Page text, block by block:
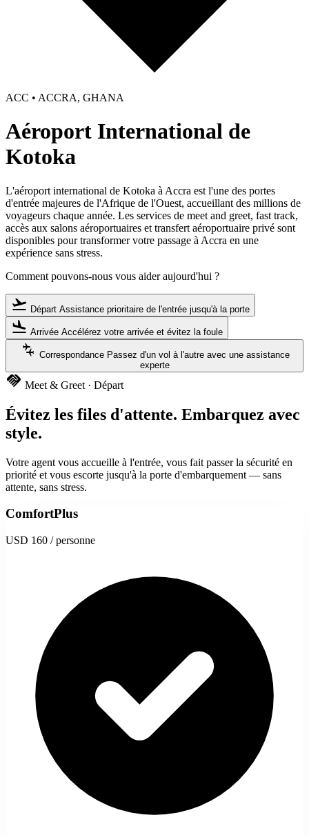
ACC • ACCRA, GHANA
Aéroport International de
Kotoka
L'aéroport international de Kotoka à Accra est l'une des portes
d'entrée majeures de l'Afrique de l'Ouest, accueillant des millions de
voyageurs chaque année. Les services de meet and greet, fast track,
accès aux salons aéroportuaires et transfert aéroportuaire privé sont
disponibles pour transformer votre passage à Accra en une
expérience sans stress.
Comment pouvons-nous vous aider aujourd'hui ?
flight_takeoff Départ Assistance prioritaire de l'entrée jusqu'à la porte
flight_land Arrivée Accélérez votre arrivée et évitez la foule
connecting_airports Correspondance Passez d'un vol à l'autre avec une assistance
experte
handshake Meet & Greet · Départ
Évitez les files d'attente. Embarquez avec
style.
Votre agent vous accueille à l'entrée, vous fait passer la sécurité en
priorité et vous escorte jusqu'à la porte d'embarquement — sans
attente, sans stress.
ComfortPlus
USD 160 / personne